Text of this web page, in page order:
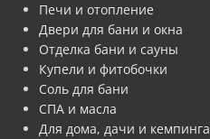
Печи и отопление
Двери для бани и окна
Отделка бани и сауны
Купели и фитобочки
Соль для бани
СПА и масла
Для дома, дачи и кемпинга